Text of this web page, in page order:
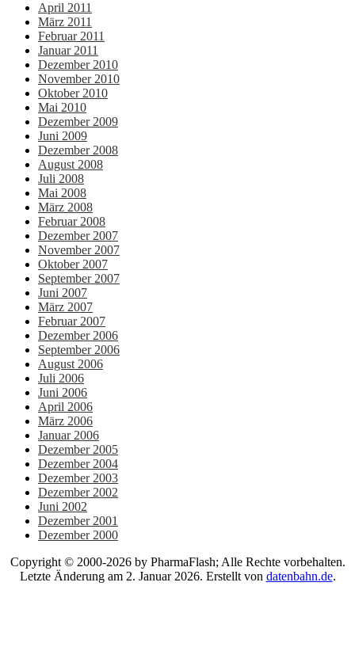
April 2011
März 2011
Februar 2011
Januar 2011
Dezember 2010
November 2010
Oktober 2010
Mai 2010
Dezember 2009
Juni 2009
Dezember 2008
August 2008
Juli 2008
Mai 2008
März 2008
Februar 2008
Dezember 2007
November 2007
Oktober 2007
September 2007
Juni 2007
März 2007
Februar 2007
Dezember 2006
September 2006
August 2006
Juli 2006
Juni 2006
April 2006
März 2006
Januar 2006
Dezember 2005
Dezember 2004
Dezember 2003
Dezember 2002
Juni 2002
Dezember 2001
Dezember 2000
Copyright © 2000-2026 by PharmaFlash; Alle Rechte vorbehalten.
Letzte Änderung am 2. Januar 2026. Erstellt von datenbahn.de.